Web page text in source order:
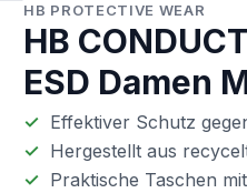
HB PROTECTIVE WEAR
HB
ESD Damen
Effektiver Schutz
Hergestellt aus
Praktische Taschen